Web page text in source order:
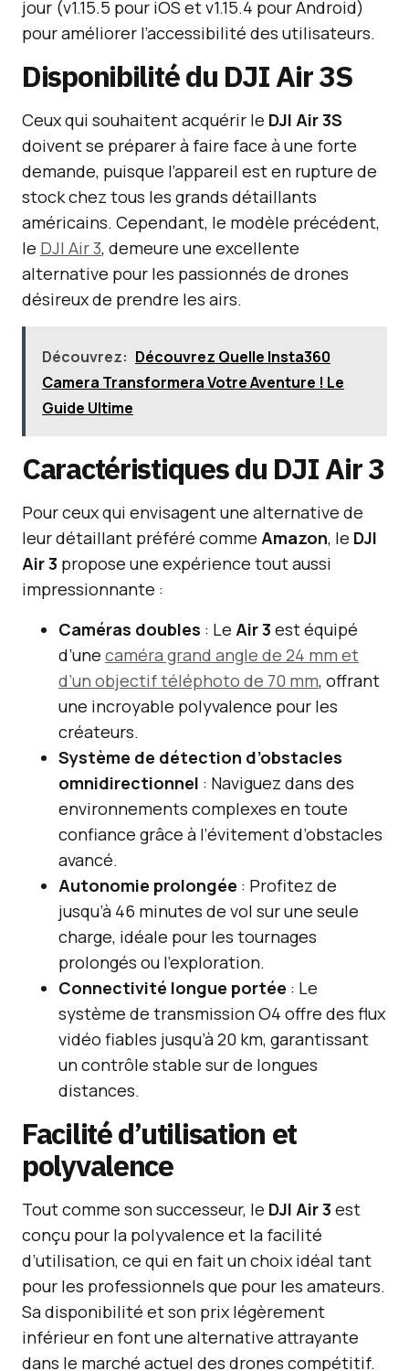
jour (v1.15.5 pour iOS et v1.15.4 pour Android)
pour améliorer l’accessibilité des utilisateurs.
Disponibilité du DJI Air 3S
Ceux qui souhaitent acquérir le DJI Air 3S
doivent se préparer à faire face à une forte
demande, puisque l’appareil est en rupture de
stock chez tous les grands détaillants
américains. Cependant, le modèle précédent,
le DJI Air 3, demeure une excellente
alternative pour les passionnés de drones
désireux de prendre les airs.
Découvrez: Découvrez Quelle Insta360
Camera Transformera Votre Aventure ! Le
Guide Ultime
Caractéristiques du DJI Air 3
Pour ceux qui envisagent une alternative de
leur détaillant préféré comme Amazon, le DJI
Air 3 propose une expérience tout aussi
impressionnante :
Caméras doubles : Le Air 3 est équipé
d’une caméra grand angle de 24 mm et
d’un objectif téléphoto de 70 mm, offrant
une incroyable polyvalence pour les
créateurs.
Système de détection d’obstacles
omnidirectionnel : Naviguez dans des
environnements complexes en toute
confiance grâce à l’évitement d’obstacles
avancé.
Autonomie prolongée : Profitez de
jusqu’à 46 minutes de vol sur une seule
charge, idéale pour les tournages
prolongés ou l’exploration.
Connectivité longue portée : Le
système de transmission O4 offre des flux
vidéo fiables jusqu’à 20 km, garantissant
un contrôle stable sur de longues
distances.
Facilité d’utilisation et
polyvalence
Tout comme son successeur, le DJI Air 3 est
conçu pour la polyvalence et la facilité
d’utilisation, ce qui en fait un choix idéal tant
pour les professionnels que pour les amateurs.
Sa disponibilité et son prix légèrement
inférieur en font une alternative attrayante
dans le marché actuel des drones compétitif.